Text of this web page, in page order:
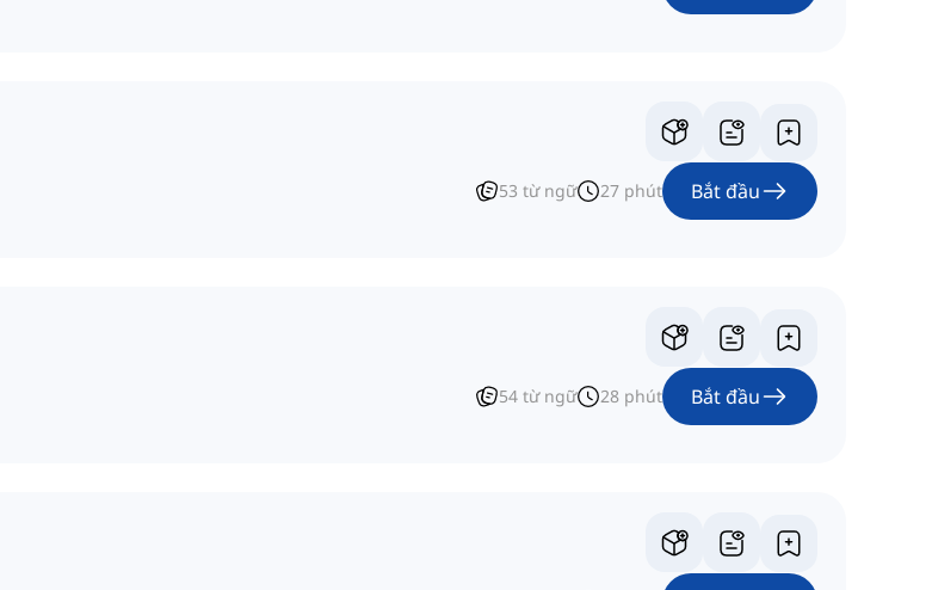
53 từ ngữ 27 phút Bắt đầu
54 từ ngữ 28 phút Bắt đầu